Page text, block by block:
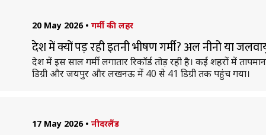
20 May 2026 • गर्मी की लहर
देश में क्यों पड़ रही इतनी भीषण गर्मी? अल नीनो या
देश में इस साल गर्मी लगातार रिकॉर्ड तोड़ रही है। कई शहरों में
डिग्री और जयपुर और लखनऊ में 40 से 41 डिग्री तक पहुंच गया।
17 May 2026 • नीदरलैंड